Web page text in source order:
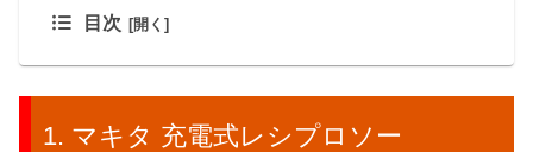
目次
マキタ 充電式レシプロソー